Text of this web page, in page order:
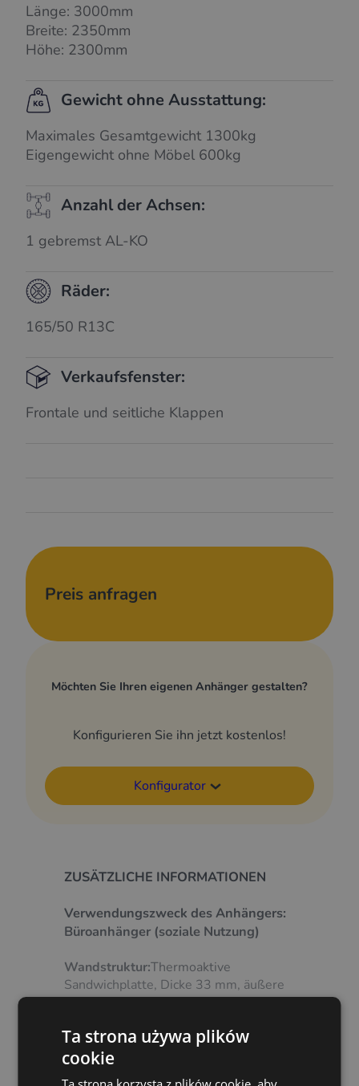
ZUSÄTZLICHE INFORMATIONEN
Verwendungszweck des Anhängers:
Büroanhänger (soziale Nutzung)
Wandstruktur:Thermoaktive
Sandwichplatte, Dicke 33 mm, äußere
Beschichtung aus Laminat, XPS-
Sperrholzplatte verstärkt.Wände und
Dach mit Aluminiumprofilen
Länge: 3000mm
Breite: 2350mm
Höhe: 2300mm
Gewicht ohne Ausstattung:
Maximales Gesamtgewicht 1300kg
Eigengewicht ohne Möbel 600kg
Anzahl der Achsen:
1 gebremst AL-KO
Räder:
165/50 R13C
Verkaufsfenster:
Frontale und seitliche Klappen
Preis anfragen
Möchten Sie Ihren eigenen Anhänger gestalten?
Konfigurieren Sie ihn jetzt kostenlos!
Konfigurator
Ta strona używa plików
cookie